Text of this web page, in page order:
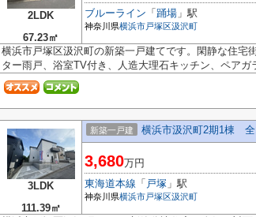
2LDK
67.23㎡
ブルーライン 「 踊場 」駅
神奈川県横浜市戸塚区汲沢町
横浜市戸塚区汲沢町の新築一戸建てです。閑静な住宅
ター雨戸、浴室TV付き、人造大理石キッチン、ペア
3LDK
111.39㎡
新築一戸建 横浜市汲沢町2期1棟
3,680万円
東海道本線 「 戸塚 」駅
神奈川県横浜市戸塚区汲沢町